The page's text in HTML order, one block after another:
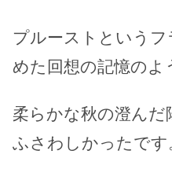
プルーストという
めた回想の記憶のよ
柔らかな秋の澄んだ
ふさわしかったです